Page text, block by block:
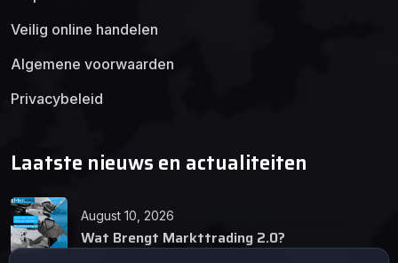
Veilig online handelen
Algemene voorwaarden
Privacybeleid
Laatste nieuws en actualiteiten
August 10, 2026
Wat Brengt Markttrading 2.0?